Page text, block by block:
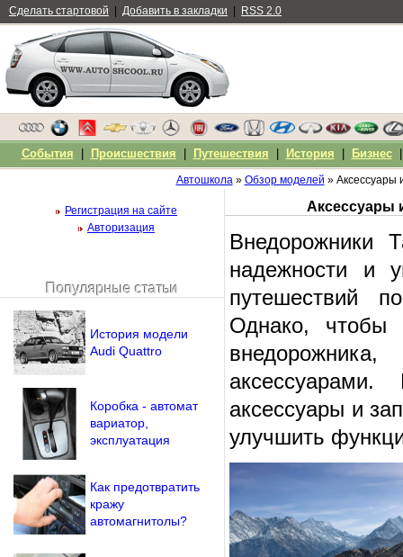
Автошкола» Обзор моделей » Аксессуары
Внедорожники
надежности и
путешествий
Однако, чтобы
аксессуары и
улучшить
Регистрация на сайте
Авторизация
Напомнить пароль?
Популярные статьи
История модели
Audi Quattro
Коробка - автомат
вариатор,
эксплуатация
Как предотвратить
кражу
автомагнитолы?
Сделать стартовой Добавить в закладки RSS 2.0
События Происшествия Путешествия История Бизнес